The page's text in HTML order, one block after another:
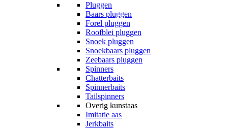
Pluggen
Baars pluggen
Forel pluggen
Roofblei pluggen
Snoek pluggen
Snoekbaars pluggen
Zeebaars pluggen
Spinners
Chatterbaits
Spinnerbaits
Tailspinners
Overig kunstaas
Imitatie aas
Jerkbaits